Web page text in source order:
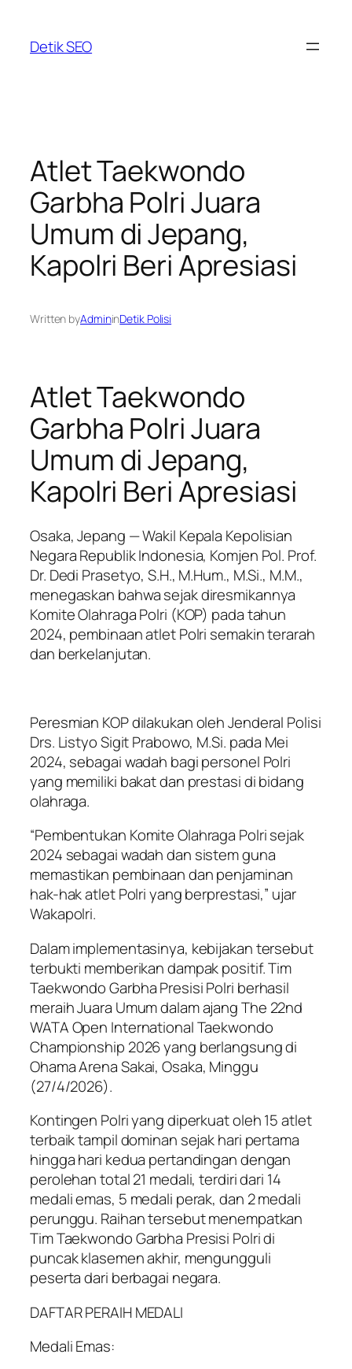
content
Detik SEO
Atlet Taekwondo
Garbha Polri Juara
Umum di Jepang,
Kapolri Beri Apresiasi
Written byAdmininDetik Polisi
Atlet Taekwondo
Garbha Polri Juara
Umum di Jepang,
Kapolri Beri Apresiasi
Osaka, Jepang — Wakil Kepala Kepolisian
Negara Republik Indonesia, Komjen Pol. Prof.
Dr. Dedi Prasetyo, S.H., M.Hum., M.Si., M.M.,
menegaskan bahwa sejak diresmikannya
Komite Olahraga Polri (KOP) pada tahun
2024, pembinaan atlet Polri semakin terarah
dan berkelanjutan.
Peresmian KOP dilakukan oleh Jenderal Polisi
Drs. Listyo Sigit Prabowo, M.Si. pada Mei
2024, sebagai wadah bagi personel Polri
yang memiliki bakat dan prestasi di bidang
olahraga.
“Pembentukan Komite Olahraga Polri sejak
2024 sebagai wadah dan sistem guna
memastikan pembinaan dan penjaminan
hak-hak atlet Polri yang berprestasi,” ujar
Wakapolri.
Dalam implementasinya, kebijakan tersebut
terbukti memberikan dampak positif. Tim
Taekwondo Garbha Presisi Polri berhasil
meraih Juara Umum dalam ajang The 22nd
WATA Open International Taekwondo
Championship 2026 yang berlangsung di
Ohama Arena Sakai, Osaka, Minggu
(27/4/2026).
Kontingen Polri yang diperkuat oleh 15 atlet
terbaik tampil dominan sejak hari pertama
hingga hari kedua pertandingan dengan
perolehan total 21 medali, terdiri dari 14
medali emas, 5 medali perak, dan 2 medali
perunggu. Raihan tersebut menempatkan
Tim Taekwondo Garbha Presisi Polri di
puncak klasemen akhir, mengungguli
peserta dari berbagai negara.
DAFTAR PERAIH MEDALI
Medali Emas: